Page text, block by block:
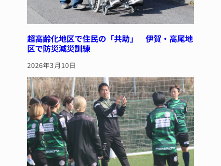
超高齢化地区で住民の「共助」 伊賀・高尾地
区で防災減災訓練
2026年3月10日